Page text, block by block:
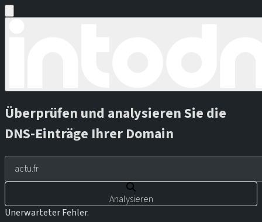
Überprüfen und analysieren Sie die
DNS-Einträge Ihrer Domain
Analysieren
Unerwarteter Fehler.